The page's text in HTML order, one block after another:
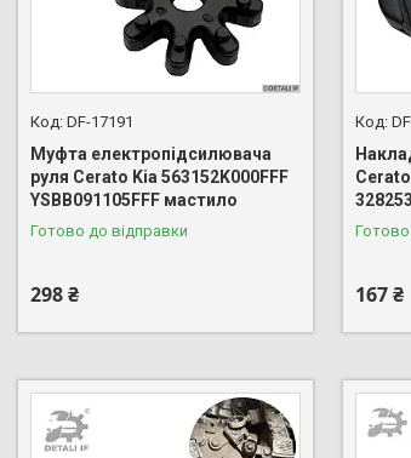
DF-17191
Муфта електропідсилювача
руля Cerato Kia 563152K000FFF
YSBB091105FFF мастило
Готово до відправки
298 ₴ 167 ₴